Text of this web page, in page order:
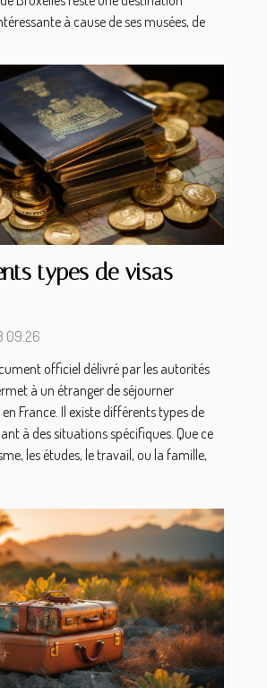
à cause de ses musées, de
types de visas
09:26
officiel délivré par les autorités
à un étranger de séjourner
France. Il existe différents types de
à des situations spécifiques. Que ce
les études, le travail, ou la famille,